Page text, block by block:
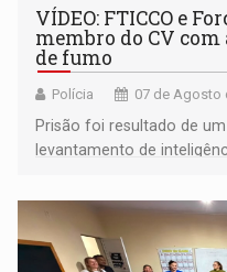
VÍDEO: FTICCO e
membro do CV
de fumo
Polícia 07 de Agosto
Prisão foi resultado de
levantamento de